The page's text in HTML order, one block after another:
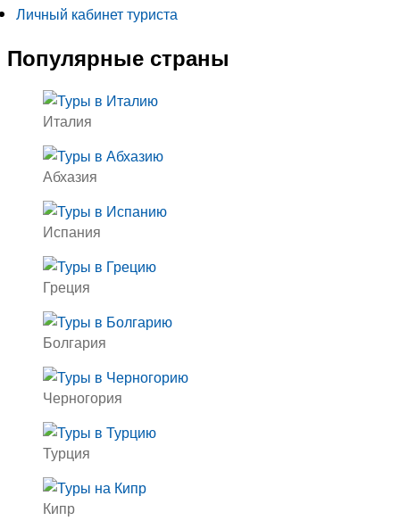
Личный кабинет туриста
Популярные страны
Италия
Абхазия
Испания
Греция
Болгария
Черногория
Турция
Кипр